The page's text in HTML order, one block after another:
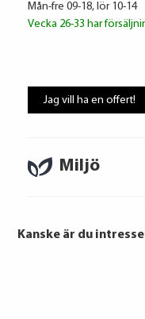
Miljö
Om du
lån. För
Mån-fre 09-18, lör 10-14
Vecka 26-33 har
Jag vill ha en offert!
Kanske är du